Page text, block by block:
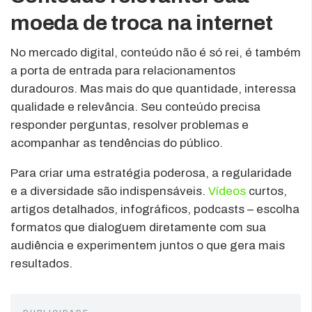
moeda de troca na internet
No mercado digital, conteúdo não é só rei, é também
a porta de entrada para relacionamentos
duradouros. Mas mais do que quantidade, interessa
qualidade e relevância. Seu conteúdo precisa
responder perguntas, resolver problemas e
acompanhar as tendências do público.
Para criar uma estratégia poderosa, a regularidade
e a diversidade são indispensáveis. Vídeos curtos,
artigos detalhados, infográficos, podcasts – escolha
formatos que dialoguem diretamente com sua
audiência e experimentem juntos o que gera mais
resultados.